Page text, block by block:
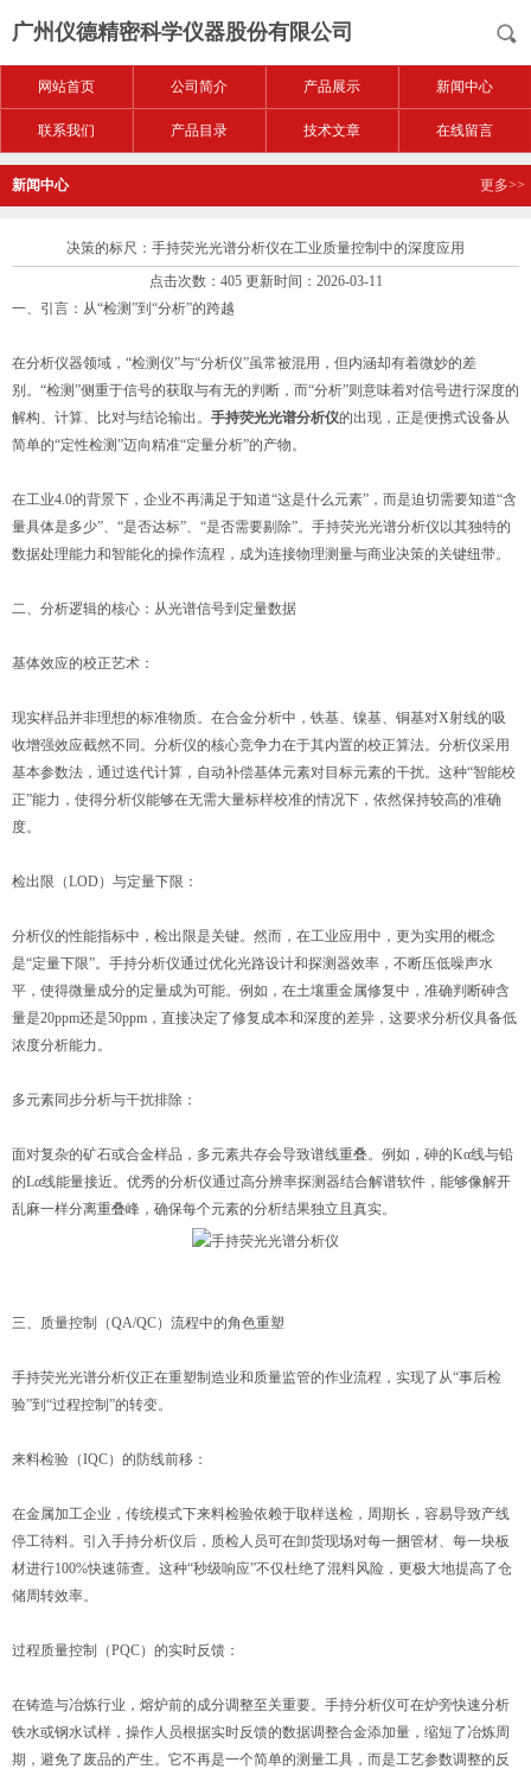
广州仪德精密科学仪器股份有限公司
网站首页 公司简介 产品展示 新闻中心
联系我们 产品目录 技术文章 在线留言
新闻中心 更多>>
决策的标尺：手持荧光光谱分析仪在工业质量控制中的深度应用
点击次数：405 更新时间：2026-03-11
一、引言：从“检测”到“分析”的跨越
在分析仪器领域，“检测仪”与“分析仪”虽常被混用，但内涵却有着微妙的差
别。“检测”侧重于信号的获取与有无的判断，而“分析”则意味着对信号进行深度的
解构、计算、比对与结论输出。 手持荧光光谱分析仪的出现，正是便携式设备从
简单的“定性检测”迈向精准“定量分析”的产物。
在工业4.0的背景下，企业不再满足于知道“这是什么元素”，而是迫切需要知道“含
量具体是多少”、“是否达标”、“是否需要剔除”。手持荧光光谱分析仪以其独特的
数据处理能力和智能化的操作流程，成为连接物理测量与商业决策的关键纽带。
二、分析逻辑的核心：从光谱信号到定量数据
基体效应的校正艺术：
现实样品并非理想的标准物质。在合金分析中，铁基、镍基、铜基对X射线的吸
收增强效应截然不同。分析仪的核心竞争力在于其内置的校正算法。分析仪采用
基本参数法，通过迭代计算，自动补偿基体元素对目标元素的干扰。这种“智能校
正”能力，使得分析仪能够在无需大量标样校准的情况下，依然保持较高的准确
度。
检出限（LOD）与定量下限：
分析仪的性能指标中，检出限是关键。然而，在工业应用中，更为实用的概念
是“定量下限”。手持分析仪通过优化光路设计和探测器效率，不断压低噪声水
平，使得微量成分的定量成为可能。例如，在土壤重金属修复中，准确判断砷含
量是20ppm还是50ppm，直接决定了修复成本和深度的差异，这要求分析仪具备低
浓度分析能力。
多元素同步分析与干扰排除：
面对复杂的矿石或合金样品，多元素共存会导致谱线重叠。例如，砷的Kα线与铅
的Lα线能量接近。优秀的分析仪通过高分辨率探测器结合解谱软件，能够像解开
乱麻一样分离重叠峰，确保每个元素的分析结果独立且真实。
三、质量控制（QA/QC）流程中的角色重塑
手持荧光光谱分析仪正在重塑制造业和质量监管的作业流程，实现了从“事后检
验”到“过程控制”的转变。
来料检验（IQC）的防线前移：
在金属加工企业，传统模式下来料检验依赖于取样送检，周期长，容易导致产线
停工待料。引入手持分析仪后，质检人员可在卸货现场对每一捆管材、每一块板
材进行100%快速筛查。这种“秒级响应”不仅杜绝了混料风险，更极大地提高了仓
储周转效率。
过程质量控制（PQC）的实时反馈：
在铸造与冶炼行业，熔炉前的成分调整至关重要。手持分析仪可在炉旁快速分析
铁水或钢水试样，操作人员根据实时反馈的数据调整合金添加量，缩短了冶炼周
期，避免了废品的产生。它不再是一个简单的测量工具，而是工艺参数调整的反